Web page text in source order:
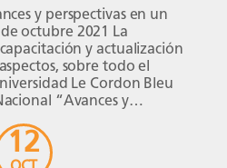
12
y perspectivas en un
octubre 2021 La
y actualización
sobre todo el
Le Cordon Bleu
“Avances y
entre […]